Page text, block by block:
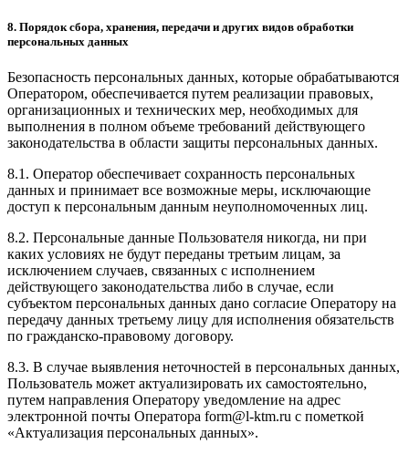
8. Порядок сбора, хранения, передачи и других видов обработки
персональных данных
Безопасность персональных данных, которые обрабатываются
Оператором, обеспечивается путем реализации правовых,
организационных и технических мер, необходимых для
выполнения в полном объеме требований действующего
законодательства в области защиты персональных данных.
8.1. Оператор обеспечивает сохранность персональных
данных и принимает все возможные меры, исключающие
доступ к персональным данным неуполномоченных лиц.
8.2. Персональные данные Пользователя никогда, ни при
каких условиях не будут переданы третьим лицам, за
исключением случаев, связанных с исполнением
действующего законодательства либо в случае, если
субъектом персональных данных дано согласие Оператору на
передачу данных третьему лицу для исполнения обязательств
по гражданско-правовому договору.
8.3. В случае выявления неточностей в персональных данных,
Пользователь может актуализировать их самостоятельно,
путем направления Оператору уведомление на адрес
электронной почты Оператора form@l-ktm.ru с пометкой
«Актуализация персональных данных».